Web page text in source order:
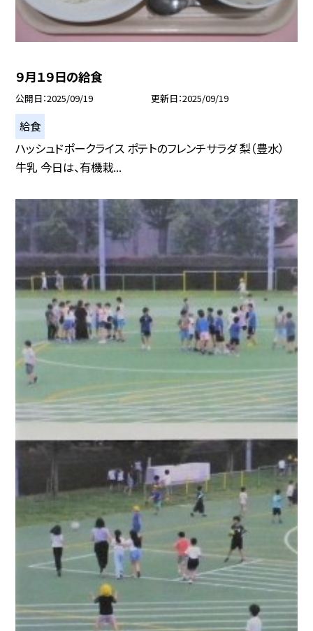
９月１９日の給食
公開日 2025/09/19 更新日 2025/09/19
給食
ハッシュドポークライス ポテトのフレンチサラダ 梨（豊水）
牛乳 今日は、有機栽...